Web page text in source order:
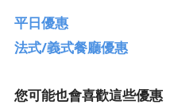
平日優惠
法式/義式餐廳優惠
您可能也會喜歡這些優惠